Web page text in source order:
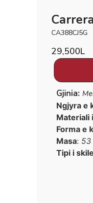
CA388CJ5G
29,500L
Gjinia:
Ngjyra e
Materiali
Forma e
Masa: 53
Tipi i